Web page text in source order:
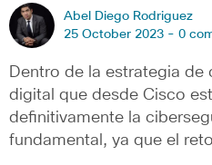
Abel Diego Rodriguez
25 October 2023 - 0
Dentro de la estrategia de
digital que desde Cisco
definitivamente la
fundamental, ya que el